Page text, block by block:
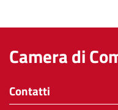
Camera di
Contatti